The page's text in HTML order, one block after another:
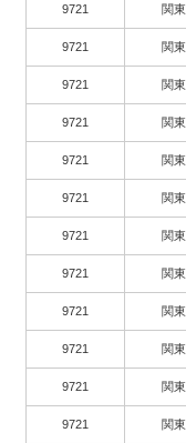
9721 関東
9721 関東
9721 関東
9721 関東
9721 関東
9721 関東
9721 関東
9721 関東
9721 関東
9721 関東
9721 関東
9721 関東